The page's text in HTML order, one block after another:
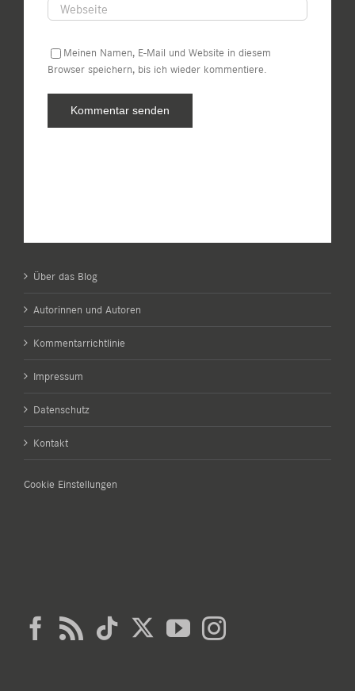
Meinen Namen, E-Mail und Website in diesem
Browser speichern, bis ich wieder kommentiere.
Über das Blog
Autorinnen und Autoren
Kommentarrichtlinie
Impressum
Datenschutz
Kontakt
Cookie Einstellungen